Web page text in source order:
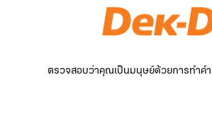
ตรวจสอบว่าคุณเป็นมนุษย์ด้วยการทำคำ